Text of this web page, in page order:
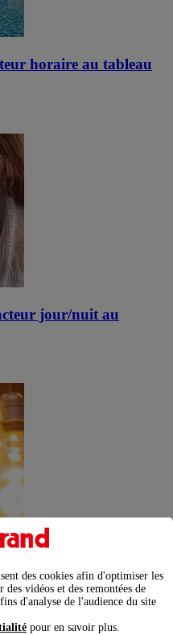
horaire au tableau
jour/nuit au
?
des cookies afin d'optimiser les
vidéos et des remontées de
d'analyse de l'audience du site
pour en savoir plus.